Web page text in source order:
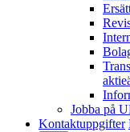
Jobba på
Kontaktuppgifter